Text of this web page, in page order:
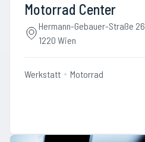
Motorrad Center
Hermann-Gebauer-Straße 26
1220 Wien
Werkstatt Motorrad